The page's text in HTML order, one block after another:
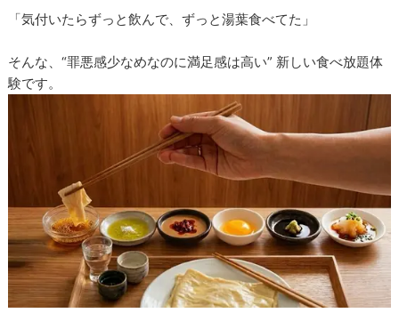
「気付いたらずっと飲んで、ずっと湯葉食べてた」
そんな、“罪悪感少なめなのに満足感は高い” 新しい食べ放題体
験です。